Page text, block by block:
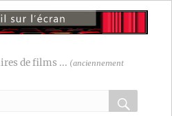
de films ... (anciennement